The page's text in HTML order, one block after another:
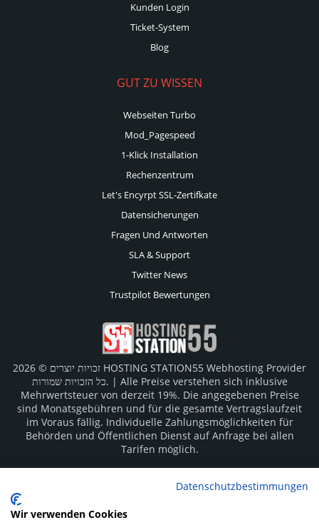
Kunden Login
Ticket-System
Blog
GUT ZU WISSEN
Webseiten Turbo
Mod_Pagespeed
1-Klick Installation
Rechenzentrum
Let's Encyrpt SSL-Zertifkate
Datensicherungen
Fragen Und Antworten
SLA & Support
Twitter News
Trustpilot Bewertungen
זכויות יוצרים © 2026 HOSTING STATION55 Webhosting Provider
כל הזכויות שמורות. | Alle Preise verstehen sich inklusive
Mehrwertsteuer von derzeit 19%. Die angegebenen Preise
sind Monatsgebühren und für die gesamte Vertragslaufzeit
im Voraus fällig. Individuelle Zahlungsmöglichkeiten für
Behörden und Öffentlichen Dienst auf Anfrage bei allen
Tarifen möglich.
Hersteller. Irrtümer vorbehalten.Datenschutzbestimmungen
Wir verwenden Cookies